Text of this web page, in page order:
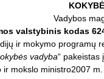
Vadybos
valstybinis kodas
ir mokymo programų
vadyba“ pakeistas į „
ir mokslo ministro2007